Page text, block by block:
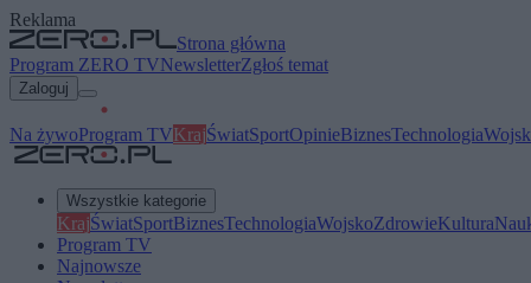
Reklama
Strona główna
Program ZERO TVNewsletterZgłoś temat
Zaloguj
Na żywoProgram TVKrajŚwiatSportOpinieBiznesTechnologia
Wszystkie kategorie
KrajŚwiatSportBiznesTechnologiaWojskoZdrowieKultura
Program TV
Najnowsze